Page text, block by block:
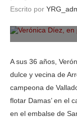
Escrito por
A sus 36 años,
dulce y vecina de
campeona de
flotar Damas’ en el
en el embalse de